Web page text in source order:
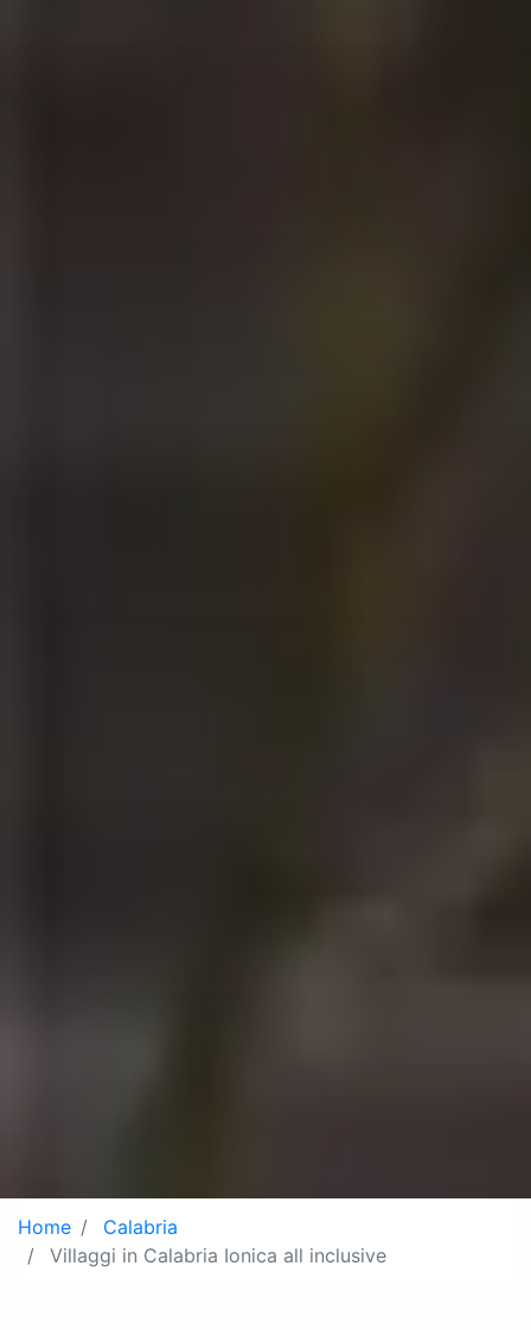
Home
Calabria
Villaggi in Calabria Ionica all inclusive